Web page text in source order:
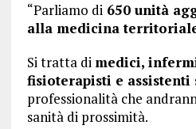
“Parliamo di650 unità
alla medicina
Si tratta di medici,
fisioterapisti e assistenti
professionalità che
sanità di prossimità.